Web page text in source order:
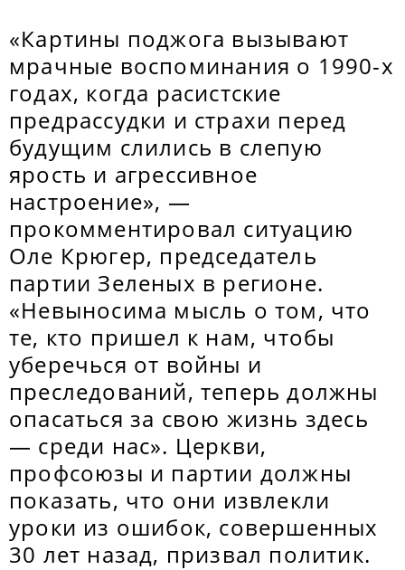
«Картины поджога вызывают
мрачные воспоминания о 1990-х
годах, когда расистские
предрассудки и страхи перед
будущим слились в слепую
ярость и агрессивное
настроение», —
прокомментировал ситуацию
Оле Крюгер, председатель
партии Зеленых в регионе.
«Невыносима мысль о том, что
те, кто пришел к нам, чтобы
уберечься от войны и
преследований, теперь должны
опасаться за свою жизнь здесь
— среди нас». Церкви,
профсоюзы и партии должны
показать, что они извлекли
уроки из ошибок, совершенных
30 лет назад, призвал политик.